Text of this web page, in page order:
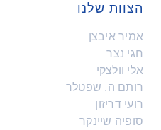
הצוות שלנו
אמיר איבצן
חגי נצר
אלי וולצקי
רותם ה. שפטלר
רועי דריזון
סופיה שיינקר